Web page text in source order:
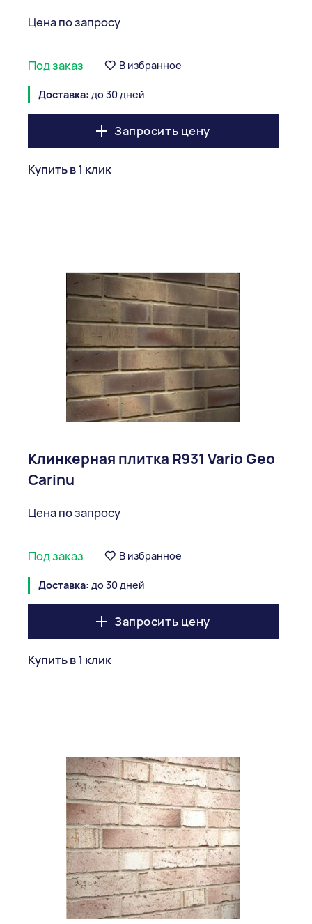
Цена по запросу
Под заказ В избранное
Доставка: до 30 дней
Запросить цену
Купить в 1 клик
Клинкерная плитка R931 Vario Geo
Carinu
Цена по запросу
Под заказ В избранное
Доставка: до 30 дней
Запросить цену
Купить в 1 клик